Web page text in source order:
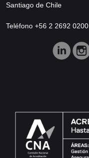
Santiago de Chile
Teléfono +56 2 2692 0200